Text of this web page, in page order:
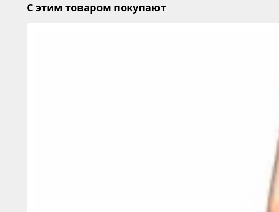
С этим товаром покупают